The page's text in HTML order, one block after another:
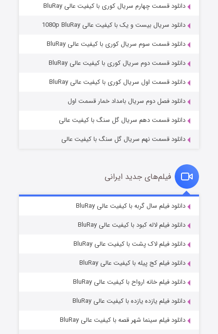
مردگان متحرک: شهر مرده ۳
قسمت۲ (زیرنویس) منتشر شد
قسمت۷ (زیرنویس) منتشر شد
دانلود قسمت چهارم سریال کوری با کیفیت عالی BluRay
دانلود سریال بیست و یک با کیفیت عالی 1080p BluRay
دانلود قسمت سوم سریال کوری با کیفیت عالی BluRay
دانلود قسمت دوم سریال کوری با کیفیت عالی BluRay
دانلود قسمت اول سریال کوری با کیفیت عالی BluRay
دانلود فصل دوم سریال بامداد خمار قسمت اول
دانلود قسمت دهم سریال گل سنگ با کیفیت عالی
دانلود قسمت نهم سریال گل سنگ با کیفیت عالی
فیلم‌های جدید ایرانی
دانلود فیلم سال گربه با کیفیت عالی BluRay
دانلود فیلم لاله کبود با کیفیت عالی BluRay
دانلود فیلم لاک پشت با کیفیت عالی BluRay
دانلود فیلم کج‌ پیله با کیفیت عالی BluRay
دانلود فیلم خانه ارواح با کیفیت عالی BluRay
دانلود فیلم یازده یازده با کیفیت عالی BluRay
دانلود فیلم سینما شهر قصه با کیفیت عالی BluRay